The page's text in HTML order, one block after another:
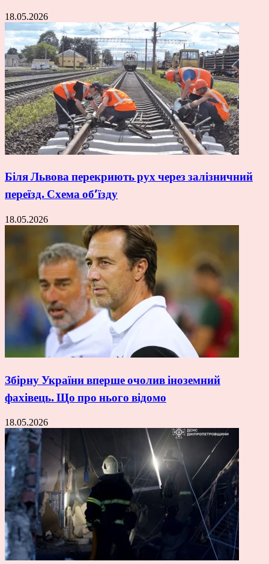
18.05.2026
Біля Львова перекриють рух через залізничний
переїзд. Схема об’їзду
18.05.2026
Збірну України вперше очолив іноземний
фахівець. Що про нього відомо
18.05.2026